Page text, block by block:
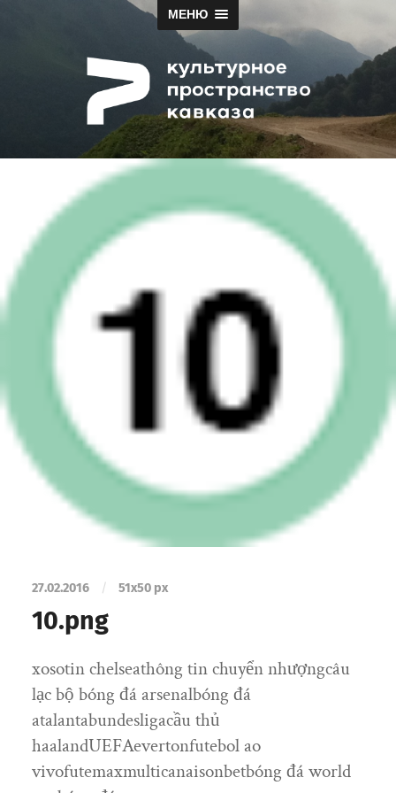
МЕНЮ
27.02.2016 / 51x50 px
10.png
xosotin chelseathông tin chuyển nhượngcâu
lạc bộ bóng đá arsenalbóng đá
atalantabundesligacầu thủ
haalandUEFAevertonfutebol ao
vivofutemaxmulticanaisonbetbóng đá world